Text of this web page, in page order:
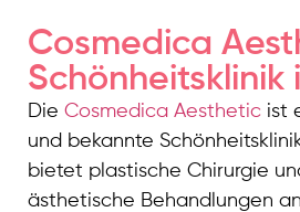
Cosmedica
Schönheitsklinik
Die Cosmedica Aesthetic ist
und bekannte
bietet plastische Chirurgie
ästhetische Behandlungen